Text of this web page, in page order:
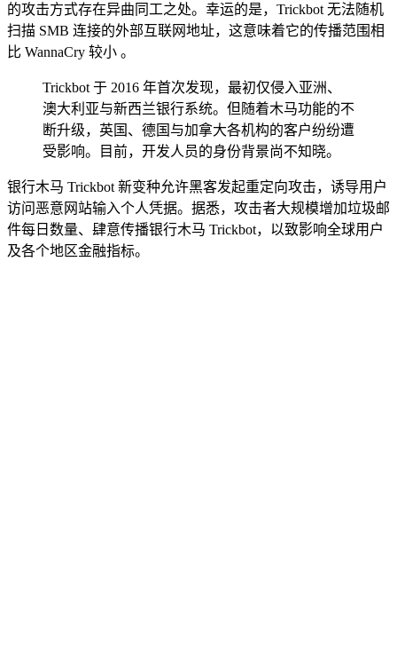
的攻击方式存在异曲同工之处。幸运的是，Trickbot 无法随机
扫描 SMB 连接的外部互联网地址，这意味着它的传播范围相
比 WannaCry 较小 。
Trickbot 于 2016 年首次发现，最初仅侵入亚洲、
澳大利亚与新西兰银行系统。但随着木马功能的不
断升级，英国、德国与加拿大各机构的客户纷纷遭
受影响。目前，开发人员的身份背景尚不知晓。
银行木马 Trickbot 新变种允许黑客发起重定向攻击，诱导用户
访问恶意网站输入个人凭据。据悉，攻击者大规模增加垃圾邮
件每日数量、肆意传播银行木马 Trickbot，以致影响全球用户
及各个地区金融指标。